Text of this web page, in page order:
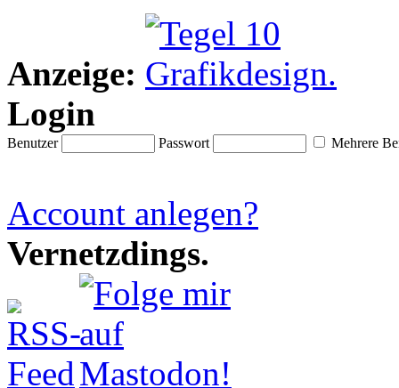
Anzeige:
Login
Benutzer Passwort Mehrere
Account anlegen?
Vernetzdings.